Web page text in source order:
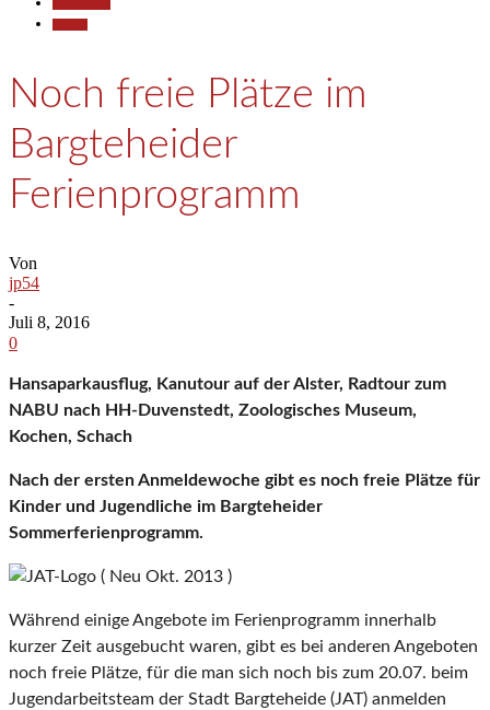
Noch freie Plätze im
Bargteheider
Ferienprogramm
Von
jp54
-
Juli 8, 2016
0
Hansaparkausflug, Kanutour auf der Alster, Radtour zum
NABU nach HH-Duvenstedt, Zoologisches Museum,
Kochen, Schach
Nach der ersten Anmeldewoche gibt es noch freie Plätze für
Kinder und Jugendliche im Bargteheider
Sommerferienprogramm.
Während einige Angebote im Ferienprogramm innerhalb
kurzer Zeit ausgebucht waren, gibt es bei anderen Angeboten
noch freie Plätze, für die man sich noch bis zum 20.07. beim
Jugendarbeitsteam der Stadt Bargteheide (JAT) anmelden